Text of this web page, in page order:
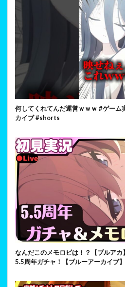
何してくれてんだ運営ｗｗｗ #ゲーム
カイブ #shorts
なんだこのメモロビは！？【ブルア
5.5周年ガチャ！【ブルーアーカイブ